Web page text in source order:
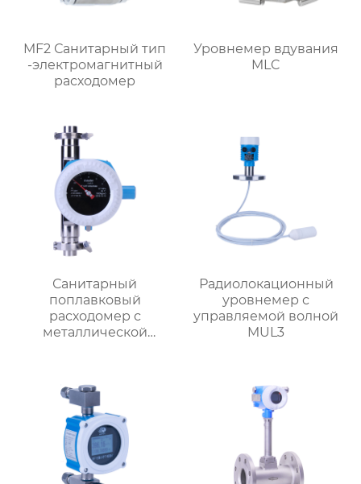
MF2 Санитарный тип
-электромагнитный
расходомер
Уровнемер вдувания
MLC
Санитарный
поплавковый
расходомер с
металлической
Радиолокационный
уровнемер с
управляемой волной
MUL3